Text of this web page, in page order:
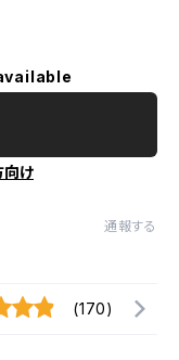
向け
通報する
(170)